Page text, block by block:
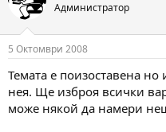
р
н
а
т
м
а
т
л
а
Д
т
а
Администратор
5 Октомври 2008
Темата е поизоставена
нея. Ще изброя всички
може някой да намери